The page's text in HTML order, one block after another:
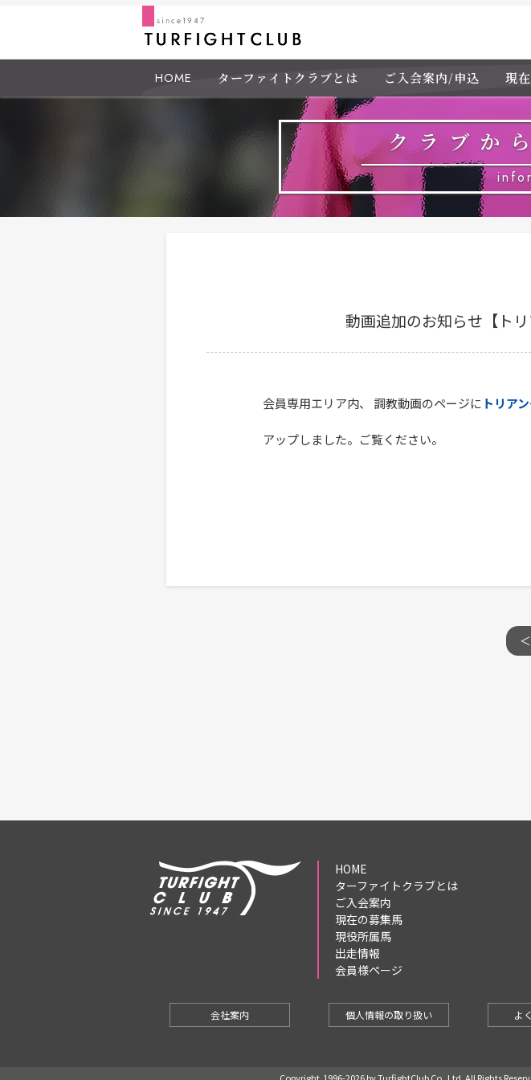
HOME ターファイトクラブとは ご入会案内/申込 現
クラブか
動画追加のお知らせ【ト
会員専用エリア内、 調教動画のページに トリア
アップしました。ご覧ください。
HOME
ターファイトクラブとは
ご入会案内
現在の募集馬
現役所属馬
出走情報
会員様ページ
会社案内 個人情報の取り扱い よ